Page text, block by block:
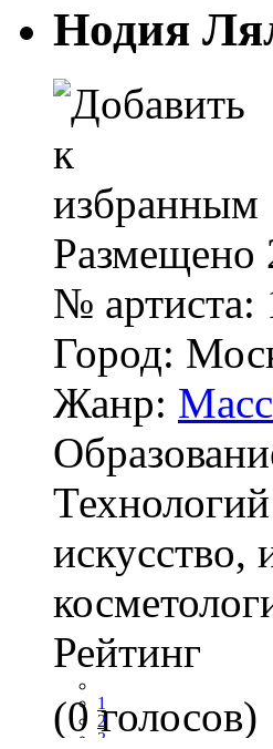
Нодия
Размещено
№ артиста:
Город:
Жанр:
искусство,
Рейтинг
1
2
3
(0 голосов)